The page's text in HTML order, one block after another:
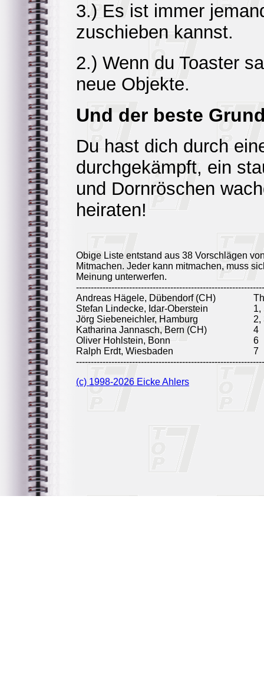
3.) Es ist immer
zuschieben kannst.
2.) Wenn du Toaster
neue Objekte.
Und der beste
Du hast dich durch
durchgekämpft, ein
und Dornröschen
heiraten!
Obige Liste entstand aus 38 Vorschlägen
Mitmachen. Jeder kann mitmachen, muss
Meinung unterwerfen.
Andreas Hägele, Dübendorf (CH)
Stefan Lindecke, Idar-Oberstein
1,
Jörg Siebeneichler, Hamburg
2,
Katharina Jannasch, Bern (CH)
4
Oliver Hohlstein, Bonn
6
Ralph Erdt, Wiesbaden
7
(c) 1998-2026 Eicke Ahlers